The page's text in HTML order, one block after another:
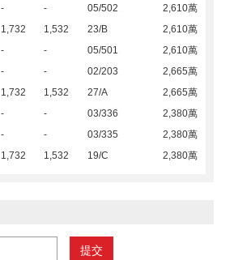
- - 05/502
2,610萬
1,732 1,532 23/B
2,610萬
- - 05/501
2,610萬
- - 02/203
2,665萬
1,732 1,532 27/A
2,665萬
- - 03/336
2,380萬
- - 03/335
2,380萬
1,732 1,532 19/C 2,380萬
提交